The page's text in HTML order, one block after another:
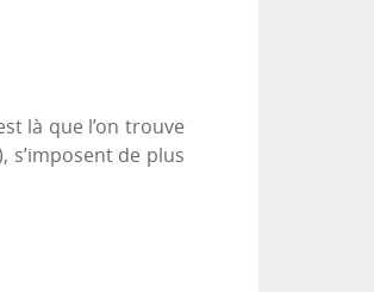
là que l’on trouve
s’imposent de plus